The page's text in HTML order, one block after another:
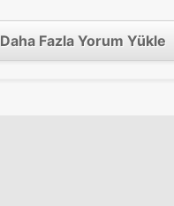
Daha Fazla Yorum Yükle